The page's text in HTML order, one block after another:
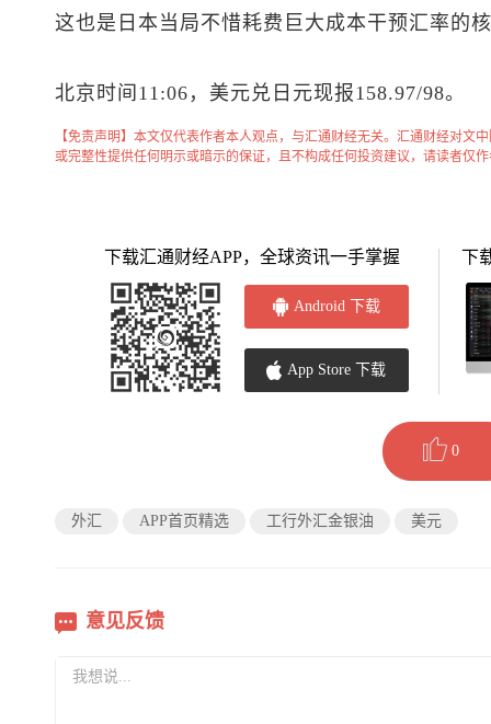
这也是日本当局不惜耗费巨大成本干预汇率的
北京时间11:06， 美元兑日元现报158.97/98。
【免责声明】本文仅代表作者本人观点，与汇通财经无关。汇通财经对文
或完整性提供任何明示或暗示的保证，且不构成任何投资建议，请读者仅
下载汇通财经APP，全球资讯一手掌握
Android 下载
App Store 下载
下
0
外汇 APP首页精选 工行外汇金银油 美元
意见反馈